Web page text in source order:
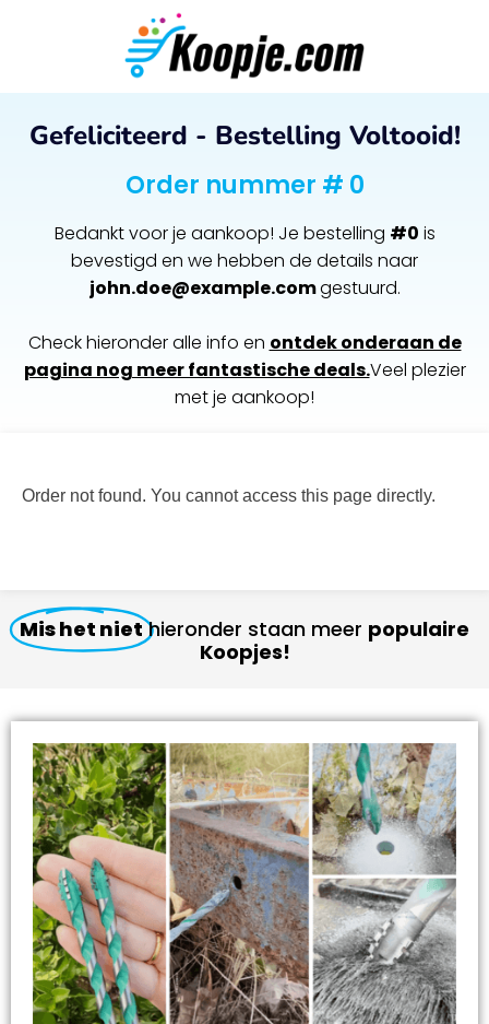
Gefeliciteerd - Bestelling Voltooid!
Order nummer # 0
Bedankt voor je aankoop! Je bestelling #0 is
bevestigd en we hebben de details naar
john.doe@example.comgestuurd.
Check hieronder alle info en ontdek onderaan de
pagina nog meer fantastische deals.Veel plezier
met je aankoop!
Order not found. You cannot access this page directly.
Mis het niet hieronder staan meer populaire
Koopjes!